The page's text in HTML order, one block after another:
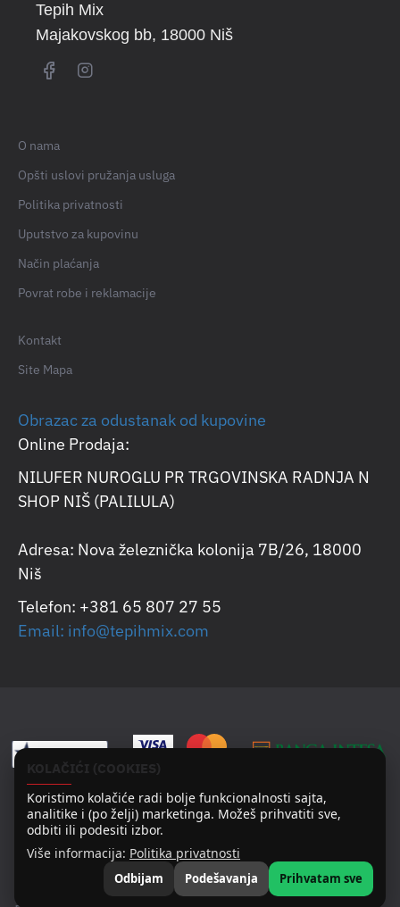
Tepih Mix
Majakovskog bb, 18000 Niš
O nama
Opšti uslovi pružanja usluga
Politika privatnosti
Uputstvo za kupovinu
Način plaćanja
Povrat robe i reklamacije
Kontakt
Site Mapa
Obrazac za odustanak od kupovine
Online Prodaja:
NILUFER NUROGLU PR TRGOVINSKA RADNJA N
SHOP NIŠ (PALILULA)
Adresa: Nova železnička kolonija 7B/26, 18000
Niš
Telefon: +381 65 807 27 55
Email: info@tepihmix.com
Copyright © 2025
KOLAČIĆI (COOKIES)
Koristimo kolačiće radi bolje funkcionalnosti sajta,
analitike i (po želji) marketinga. Možeš prihvatiti sve,
odbiti ili podesiti izbor.
Više informacija: Politika privatnosti
Odbijam Podešavanja Prihvatam sve
FILTER